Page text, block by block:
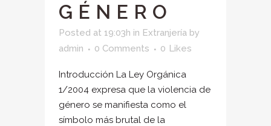
GÉNERO
Posted at 19:03h in Extranjería by
admin
0 Comments 0 Likes
Introducción La Ley Orgánica
1/2004 expresa que la violencia de
género se manifiesta como el
símbolo más brutal de la